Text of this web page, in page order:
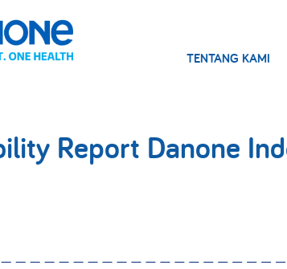
TENTANG KAMI
Report Danone